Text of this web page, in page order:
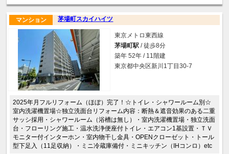
茅場町スカイハイツ
マンション
東京メトロ東西線
茅場町駅 / 徒歩8分
築年 52年 / 11階建
東京都中央区新川1丁目30-7
2025年月フルリフォーム（ほぼ）完了！☆トイレ・シャワールーム別☆
室内洗濯機置場☆独立洗面台リフォーム内容：断熱＆遮音効果のある二重
サッシ採用・シャワールーム（浴槽は無し）・室内洗濯機置場・独立洗面
台・フローリング施工・温水洗浄便座付トイレ・エアコン1基設置・ＴＶ
モニター付インターホン・室内物干し金具・OPENクローゼット・トール
型下足入（11足収納）・ミニ冷蔵庫備付・ミニキッチン（IHコンロ）etc